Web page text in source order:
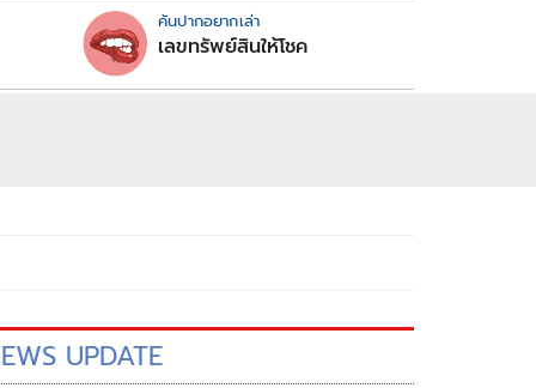
คันปากอยากเล่า
เลขทรัพย์สินให้โชค
UPDATE